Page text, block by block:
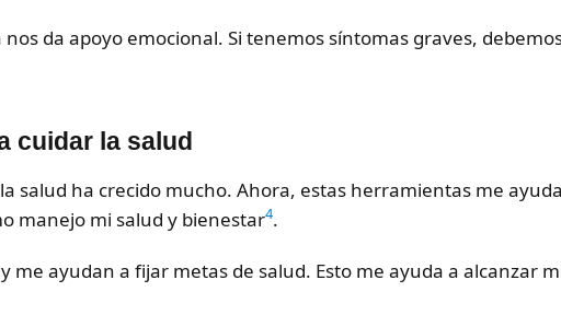
da apoyo emocional. Si tenemos síntomas graves,
cuidar la salud
salud ha crecido mucho. Ahora, estas herramientas me
manejo mi salud y bienestar4.
me ayudan a fijar metas de salud. Esto me ayuda a alcanzar